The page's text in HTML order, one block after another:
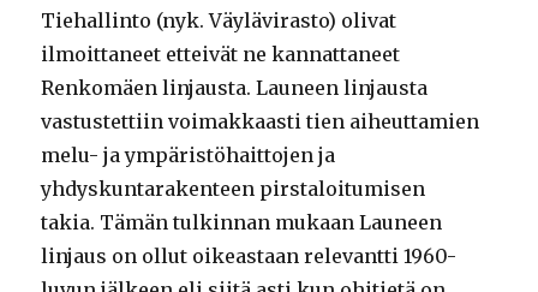
Tiehallinto (nyk. Väylävirasto) olivat
ilmoittaneet etteivät ne kannattaneet
Renkomäen linjausta. Launeen linjausta
vastustettiin voimakkaasti tien aiheuttamien
melu- ja ympäristöhaittojen ja
yhdyskuntarakenteen pirstaloitumisen
takia. Tämän tulkinnan mukaan Launeen
linjaus on ollut oikeastaan relevantti 1960-